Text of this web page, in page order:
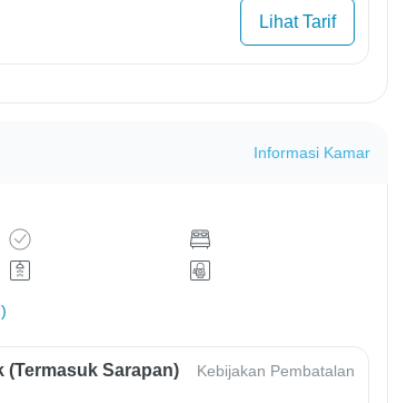
Lihat Tarif
Informasi Kamar
Sarapan) Kebijakan Pembatalan